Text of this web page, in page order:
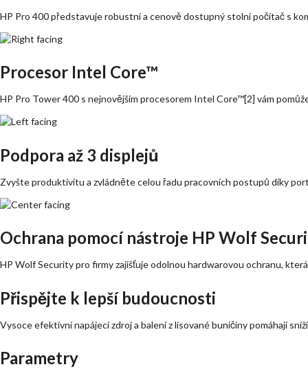
HP Pro 400 představuje robustní a cenově dostupný stolní počítač s
Procesor Intel Core™
HP Pro Tower 400 s nejnovějším procesorem Intel Core™[2] vám
Podpora až 3 displejů
Zvyšte produktivitu a zvládněte celou řadu pracovních postupů díky
Ochrana pomocí nástroje HP Wolf
HP Wolf Security pro firmy zajišťuje odolnou hardwarovou ochranu,
Přispějte k lepší budoucnosti
Vysoce efektivní napájecí zdroj a balení z lisované buničiny pomáhají
Parametry